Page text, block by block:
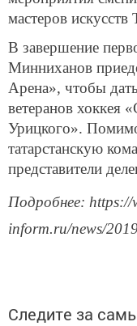
мастеров искусств
В завершение
Минниханов
Арена», чтобы
ветеранов
Урицкого».
татарстанскую
представители
Подробнее:
inform.ru/news/
Следите за